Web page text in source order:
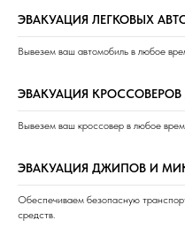
ЭВАКУАЦИЯ ЛЕГКОВЫХ
Вывезем ваш автомобиль в любое
ЭВАКУАЦИЯ
Вывезем ваш кроссовер в любое
ЭВАКУАЦИЯ ДЖИПОВ И
Обеспечиваем безопасную
средств.